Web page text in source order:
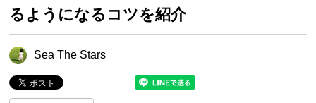
るようになるコツを紹介
Sea The Stars